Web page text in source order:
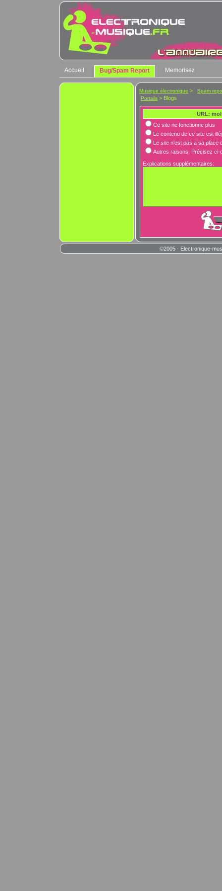
Accueil Bug/Spam Report Memorisez
Musique électronique > Spam
Portails > Blogs
URL:
Ce site ne fonctionne plus
Le contenu de ce site est
Le site n'est pas a sa place
Autres raisons. Précisez ci-
Explications supplémentaires:
©2005 - Electronique-